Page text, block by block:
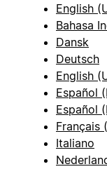
English
Bahasa
Dansk
Deutsch
English
Español
Español
Français
Italiano